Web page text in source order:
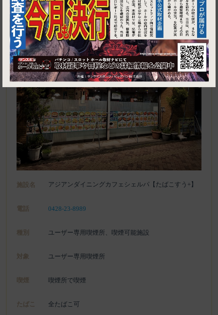
東京都青梅市河辺町4-21-5
施設名 アジアンダイニングカフェシェルパ【たばこすう+】
電話 0428-23-8989
種別 ユーザー専用喫煙所、喫煙可能施設
対象 ユーザー専用喫煙所
喫煙 喫煙所で喫煙
たばこ 全たばこ可